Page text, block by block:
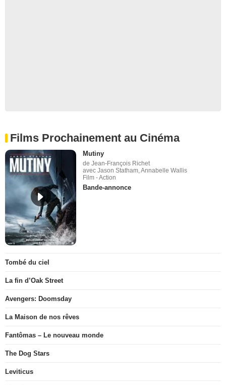
Films Prochainement au Cinéma
Mutiny
de Jean-François Richet
avec Jason Statham, Annabelle Wallis
Film - Action
Bande-annonce
Tombé du ciel
La fin d’Oak Street
Avengers: Doomsday
La Maison de nos rêves
Fantômas – Le nouveau monde
The Dog Stars
Leviticus